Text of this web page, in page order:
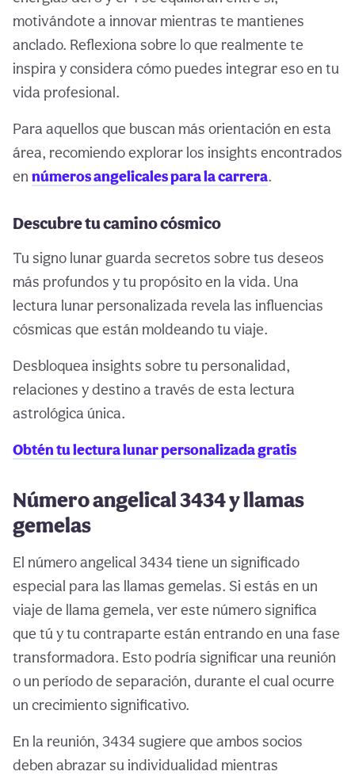
motivándote a innovar mientras te mantienes
anclado. Reflexiona sobre lo que realmente te
inspira y considera cómo puedes integrar eso en tu
vida profesional.
Para aquellos que buscan más orientación en esta
área, recomiendo explorar los insights encontrados
en números angelicales para la carrera.
Descubre tu camino cósmico
Tu signo lunar guarda secretos sobre tus deseos
más profundos y tu propósito en la vida. Una
lectura lunar personalizada revela las influencias
cósmicas que están moldeando tu viaje.
Desbloquea insights sobre tu personalidad,
relaciones y destino a través de esta lectura
astrológica única.
Obtén tu lectura lunar personalizada gratis
Número angelical 3434 y llamas
gemelas
El número angelical 3434 tiene un significado
especial para las llamas gemelas. Si estás en un
viaje de llama gemela, ver este número significa
que tú y tu contraparte están entrando en una fase
transformadora. Esto podría significar una reunión
o un período de separación, durante el cual ocurre
un crecimiento significativo.
En la reunión, 3434 sugiere que ambos socios
deben abrazar su individualidad mientras